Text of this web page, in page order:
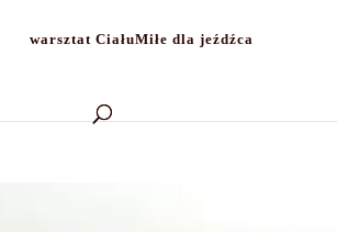
warsztat CiałuMiłe dla jeźdźca